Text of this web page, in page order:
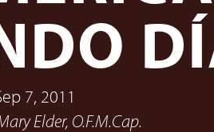
7, 2011
Elder, O.F.M.Cap.